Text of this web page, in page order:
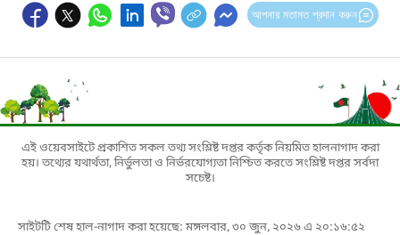
আপনার মতামত প্রদান করুন
এই ওয়েবসাইটে প্রকাশিত সকল তথ্য সংশ্লিষ্ট দপ্তর কর্তৃক নিয়মিত হালনাগাদ করা
হয়। তথ্যের যথার্থতা, নির্ভুলতা ও নির্ভরযোগ্যতা নিশ্চিত করতে সংশ্লিষ্ট দপ্তর সর্বদা
সচেষ্ট।
সাইটটি শেষ হাল-নাগাদ করা হয়েছে: মঙ্গলবার, ৩০ জুন, ২০২৬ এ ২০:১৬:৫২